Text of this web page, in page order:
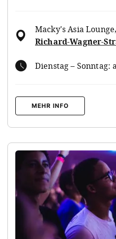
Macky's Asia Lounge,
Richard-Wagner-
Dienstag – Sonntag:
MEHR INFO